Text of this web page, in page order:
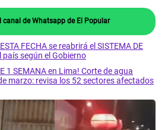
canal de Whatsapp de El Popular
FECHA se reabrirá el SISTEMA DE
según el Gobierno
1 SEMANA en Lima! Corte de agua
marzo: revisa los 52 sectores afectados